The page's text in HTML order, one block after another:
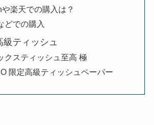
楽天での購入は？
どでの購入
級ティッシュ
クスティッシュ至高 極
限定高級ティッシュペーパー